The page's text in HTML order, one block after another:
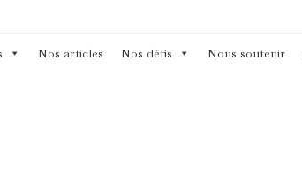
Nos articles Nos défis Nous soutenir